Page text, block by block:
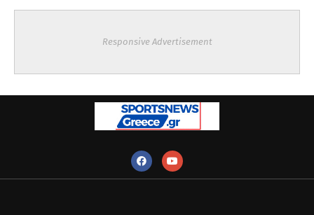
Responsive Advertisement